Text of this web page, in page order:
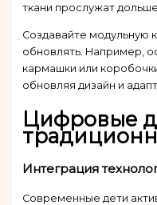
ткани прослужат дольше.
Создавайте модульную
обновлять. Например,
кармашки или
обновляя дизайн и
Цифровые
Интеграция
Современные дети